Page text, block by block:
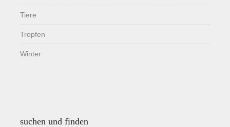
Tiere
Tropfen
Winter
suchen und finden